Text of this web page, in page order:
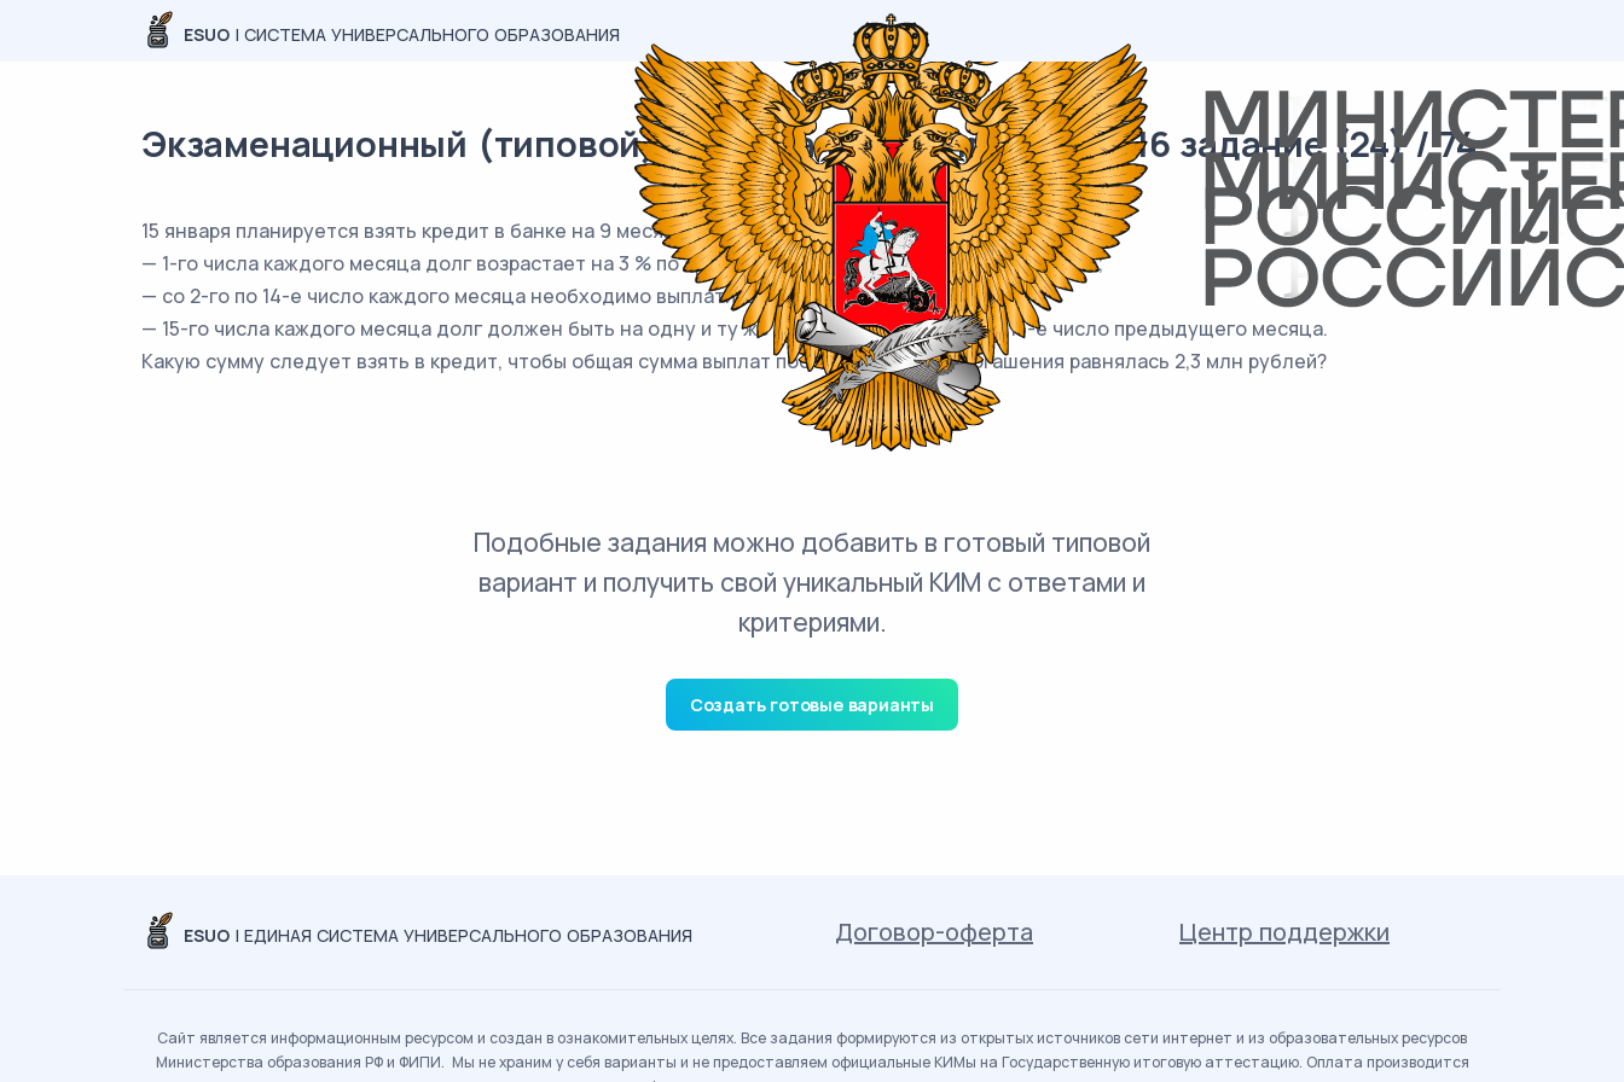
ESUO | СИСТЕМА УНИВЕРСАЛЬНОГО ОБРАЗОВАНИЯ
Экзаменационный (типовой) материал ЕГЭ / профиль / 16 задание (24) / 74
15 января планируется взять кредит в банке на 9 месяцев. Условия его возврата таковы:
— 1-го числа каждого месяца долг возрастает на 3 % по сравнению с концом предыдущего месяца;
— со 2-го по 14-е число каждого месяца необходимо выплатить часть долга;
— 15-го числа каждого месяца долг должен быть на одну и ту же сумму меньше долга на 15-е число предыдущего месяца.
Какую сумму следует взять в кредит, чтобы общая сумма выплат после полного его погашения равнялась 2,3 млн рублей?
Подобные задания можно добавить в готовый типовой
вариант и получить свой уникальный КИМ с ответами и
критериями.
Создать готовые варианты
ESUO | ЕДИНАЯ СИСТЕМА УНИВЕРСАЛЬНОГО ОБРАЗОВАНИЯ Договор-оферта Центр поддержки
Сайт является информационным ресурсом и создан в ознакомительных целях. Все задания формируются из открытых источников сети интернет и из образовательных ресурсов
Министерства образования РФ и ФИПИ. Мы не храним у себя варианты и не предоставляем официальные КИМы на Государственную итоговую аттестацию. Оплата производится